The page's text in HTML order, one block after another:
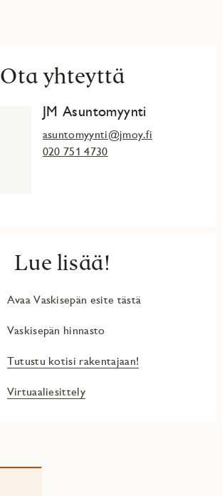
Ota yhteyttä
JM Asuntomyynti
asuntomyynti@jmoy.fi
020 751 4730
Lue lisää!
Avaa Vaskisepän esite tästä
Vaskisepän hinnasto
Tutustu kotisi rakentajaan!
Virtuaaliesittely